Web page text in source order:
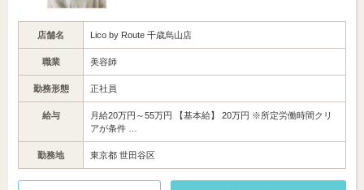
店舗名 Lico by Route 千歳烏山店
職業 美容師
勤務形態 正社員
給与
月給20万円～55万円 【基本給】 20万円 ※所定労働時間クリ
アが条件 …
勤務地 東京都 世田谷区